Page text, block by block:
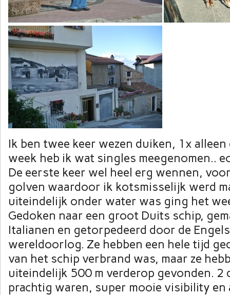
Ik ben twee keer wezen duiken, 1x
week heb ik wat singles meegenomen..
De eerste keer wel heel erg wennen,
golven waardoor ik kotsmisselijk werd
uiteindelijk onder water was ging het
Gedoken naar een groot Duits schip,
Italianen en getorpedeerd door de
wereldoorlog. Ze hebben een hele tijd
van het schip verbrand was, maar ze
uiteindelijk 500 m verderop gevonden. 2
prachtig waren, super mooie visibility en